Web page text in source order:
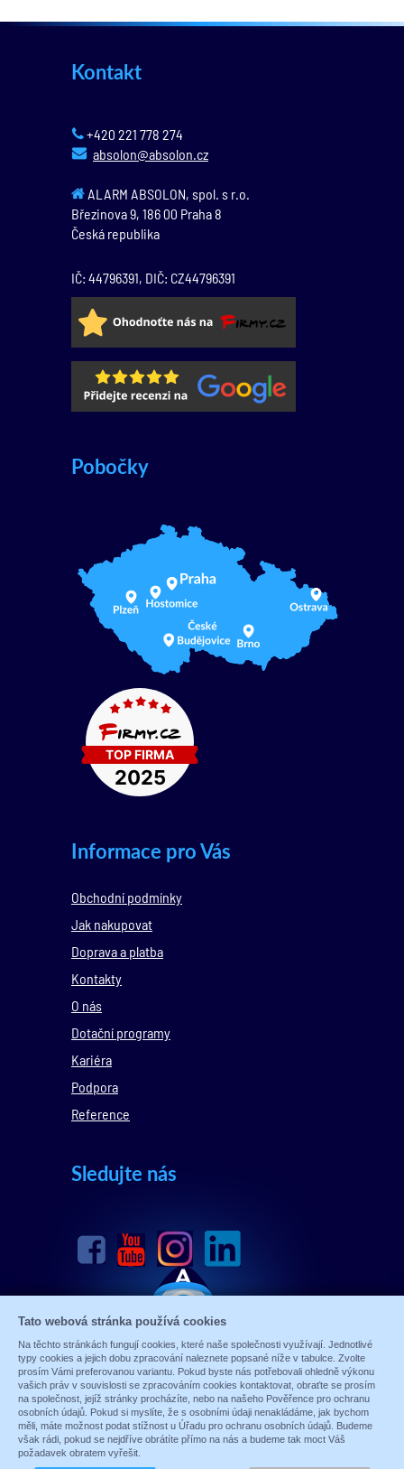
Kontakt
+420 221 778 274
absolon@absolon.cz
ALARM ABSOLON, spol. s r.o.
Březinova 9, 186 00 Praha 8
Česká republika
IČ: 44796391, DIČ: CZ44796391
Pobočky
Informace pro Vás
Obchodní podmínky
Jak nakupovat
Doprava a platba
Kontakty
O nás
Dotační programy
Kariéra
Podpora
Reference
Sledujte nás
© 1989 - 2026 ALARM ABSOLON, spol. s.r.o.
Tato webová stránka používá cookies
Na těchto stránkách fungují cookies, které naše společnosti využívají. Jednotlivé
typy cookies a jejich dobu zpracování naleznete popsané níže v tabulce. Zvolte
prosím Vámi preferovanou variantu. Pokud byste nás potřebovali ohledně výkonu
vašich práv v souvislosti se zpracováním cookies kontaktovat, obraťte se prosím
na společnost, jejíž stránky procházíte, nebo na našeho Pověřence pro ochranu
osobních údajů. Pokud si myslíte, že s osobními údaji nenakládáme, jak bychom
měli, máte možnost podat stížnost u Úřadu pro ochranu osobních údajů. Budeme
však rádi, pokud se nejdříve obrátíte přímo na nás a budeme tak moct Váš
požadavek obratem vyřešit.